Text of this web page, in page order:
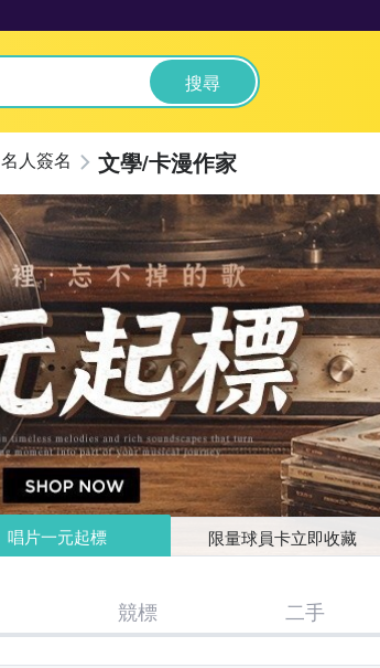
搜尋
名人簽名 文學/卡漫作家
唱片一元起標 限量球員卡立即收藏
競標 二手